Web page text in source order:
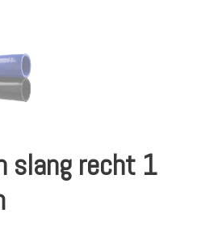
slang recht 1